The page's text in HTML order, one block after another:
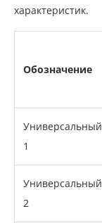
характеристик.
Обозначение
Универсальный
1
Универсальный
2